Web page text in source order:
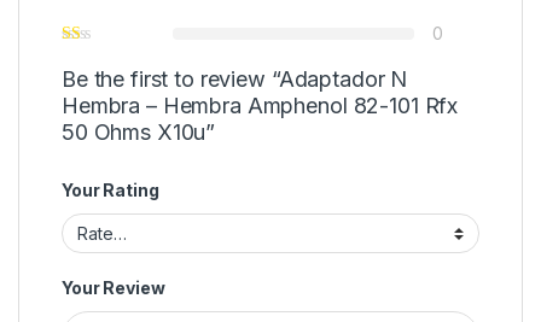
0
Be the first to review “Adaptador N
Hembra – Hembra Amphenol 82-101 Rfx
50 Ohms X10u”
Your Rating
Your Review